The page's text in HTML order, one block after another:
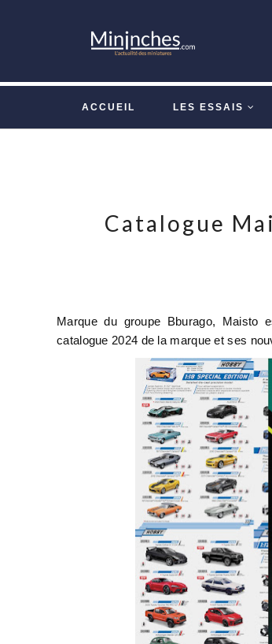
ACCUEIL LES ESSAIS
Catalogue
Marque du groupe Bburago, Maisto
catalogue 2024 de la marque et ses